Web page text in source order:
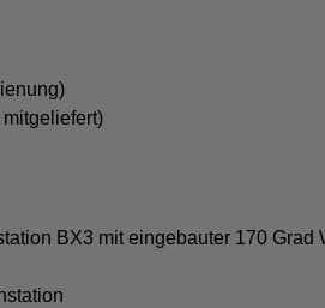
BX3 mit eingebauter 170 Grad